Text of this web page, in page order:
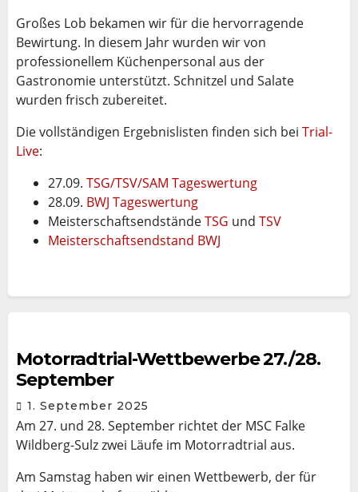
Großes Lob bekamen wir für die hervorragende
Bewirtung. In diesem Jahr wurden wir von
professionellem Küchenpersonal aus der
Gastronomie unterstützt. Schnitzel und Salate
wurden frisch zubereitet.
Die vollständigen Ergebnislisten finden sich bei Trial-
Live:
27.09. TSG/TSV/SAM Tageswertung
28.09. BWJ Tageswertung
MeisterschaftsendständeTSG und TSV
Meisterschaftsendstand BWJ
Motorradtrial-Wettbewerbe 27./28.
September
1. September 2025
Am 27. und 28. September richtet der MSC Falke
Wildberg-Sulz zwei Läufe im Motorradtrial aus.
Am Samstag haben wir einen Wettbewerb, der für